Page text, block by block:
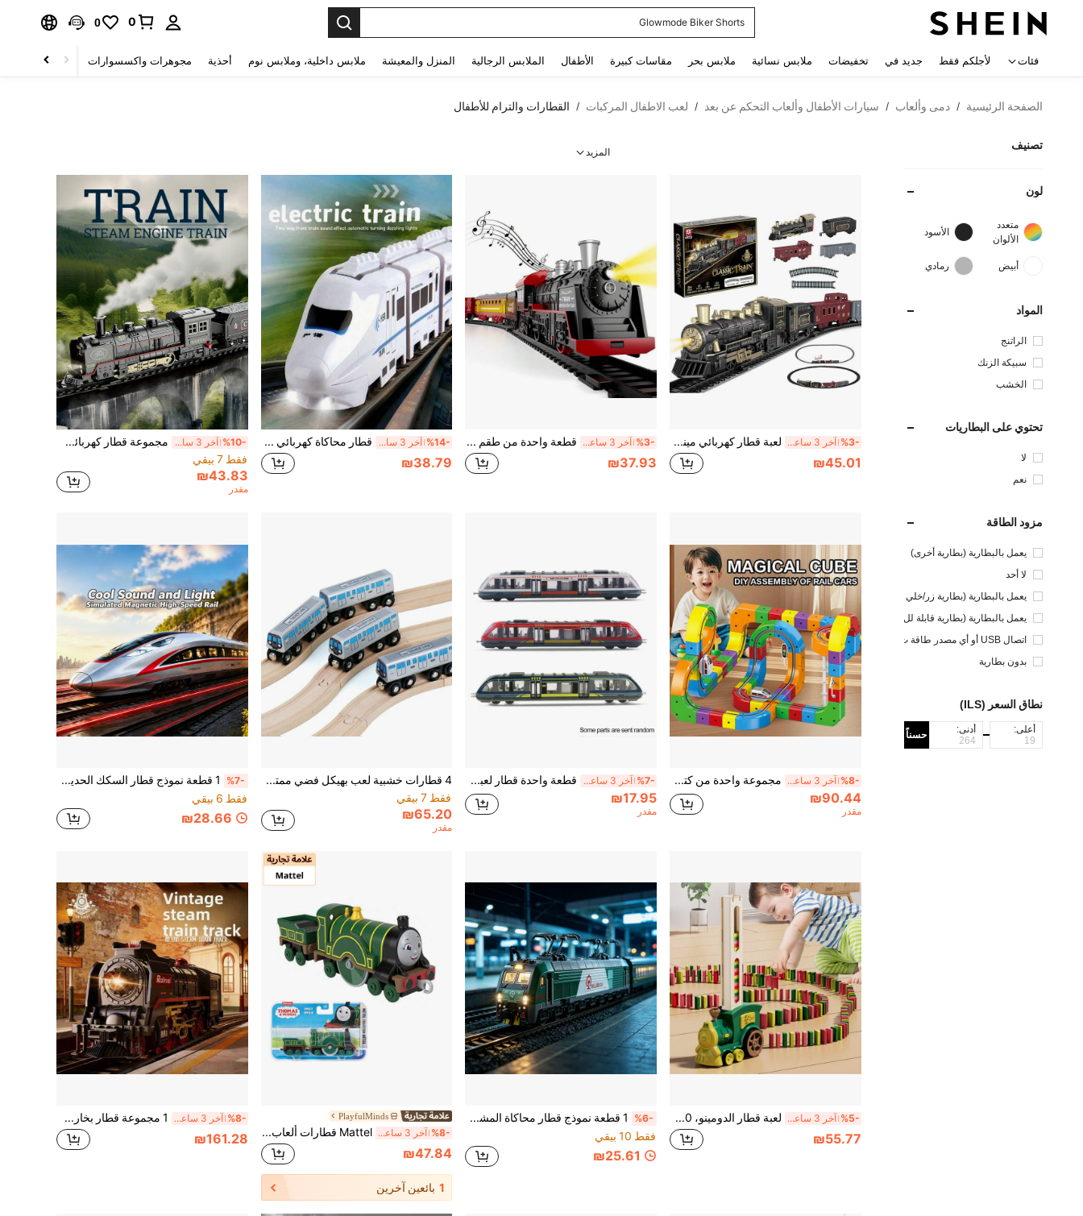
Glowmode Biker Shorts
0
0
فئات لأجلكم فقط جديد في تخفيضات ملابس نسائية ملابس بحر مقاسات كبيرة الأطفال الملابس الرجالية المنزل والمعيشة ملابس داخلية، وملابس نوم أحذية مجوهرات واكسسوارات الصحة & الجمال
الصفحة الرئيسية / دمى وألعاب / سيارات الأطفال وألعاب التحكم عن بعد / لعب الاطفال المركبات / القطارات والترام للأطفال
تصنيف
لون
متعدد
الألوان
الأسود
أبيض رمادي
المواد
الراتنج
سبيكة الزنك
الخشب
تحتوي على البطاريات
لا
نعم
مزود الطاقة
يعمل بالبطارية (بطارية أخرى)
لا أحد
يعمل بالبطارية (بطارية زر/خلي
يعمل بالبطارية (بطارية قابلة لل
شحن)
اتصال USB أو أي مصدر طاقة ت
يار مستمر آخر
بدون بطارية
نطاق السعر (ILS)
أعلى: أدنى: حسناً
المزيد
%3- آخر 3 ساعة أيام لعبة قطار كهربائي ميني قديم الطراز، لعبة قطار كهربائي مسار للأطفال، لعبة قطار ميني رجعي، لعبة قطار نموذج جديد
₪45.01
%3- آخر 3 ساعة أيام قطعة واحدة من طقم سكة قطار كهربائي عتيق - جرار بخاري كلاسيكي مع أضواء وأصوات، باللون الأحمر والأسود، مثالي للعب التخيلي، لعبة قطار، هدية عيد مثالية
₪37.93
%14- آخر 3 ساعة أيام قطار محاكاة كهربائي متعدد الاتجاهات قابل للتجميع الحر للأطفال، يمكنه التحرك بحرية، تجنب العوائق تلقائيًا، رأس ثنائي الاتجاه مع أضواء رائعة، مجموعة ألعاب هدية للأولاد والبنات من عمر 3،4،5،6،7،8،9 سنوات، هدية عيد ميلاد مثالية (3 بطاريات AAA مطلوبة)
₪38.79
%10- آخر 3 ساعة أيام
مجموعة قطار كهربائي للأطفال، قاطرة بخارية عتيقة مع أضواء وأصوات ودخان وصفارة، تتضمن مسارًا كاملاً وعربات شحن، ديكور رائع لشجرة عيد الميلاد، مناسب للأولاد والبنات من عمر 3 سنوات فما فوق
فقط 7 بيقي
₪43.83
مقدر
%8- آخر 3 ساعة أيام مجموعة واحدة من كتل بناء المسار DIY، لعبة قطار كهربائي، علامات المرور، لعبة قطار بناء STEM مناسبة للأطفال الصغار والأطفال، من 3-8 سنوات للأولاد والبنات، 51 قطعة/81 قطعة/123 قطعة، هدية يوم الطفل، موسم العودة إلى المدرسة، هالوين، هدية حفلة عيد الميلاد، قابلة للشحن عبر USB
₪90.44
مقدر
%7- آخر 3 ساعة أيام قطعة واحدة قطار لعبة معدني سريع صغير، قطار لعبة من السبائك المعدنية للأطفال، قطارات تربوية، لوازم القطارات، سكك حديدية للقطارات، قطارات، قطار لعبة، طقم قطار، قطارات، طقم قطار، قطار لعبة، العودة للمدارس
₪17.95
مقدر
4 قطارات خشبية لعب بهيكل فضي ممتد وتصميم 8 عجلات، متوافقة مع أشهر علامات قضبان القطارات الخشبية
فقط 7 بيقي
₪65.20
مقدر
%7-
1 قطعة نموذج قطار السكك الحديدية السريعة برابط مغناطيسي، مصنوع من سبيكة، مع عربات برابط مغناطيسي، مساعدة القصور الذاتي، نموذج قطار السكك الحديدية السريعة، مناسب للعب الأطفال / مجموعة هواة القطارات / هدية عيد الميلاد / احتفالات العطلات
فقط 6 بيقي
₪28.66
%5- آخر 3 ساعة أيام لعبة قطار الدومينو، 60 قطعة، قطار كهربائي تلقائي مع أضواء وأصوات، هدية عيد الميلاد وعيد الهالوين والعودة إلى المدرسة
₪55.77
%6-
1 قطعة نموذج قطار محاكاة المشهد، مصنوع من السبائك، مع صوت وضوء محاكى، بانطوغراف قابل للرفع، انزلاق عطالي، مناسب لألعاب الأطفال/محاكاة مشهد القطار/البناء DIY/هدايا أعياد الميلاد/مجموعة هواة القطارات
فقط 10 بيقي
₪25.61
PlayfulMinds
%8- آخر 3 ساعة أيام Mattel قطارات ألعاب ديكاست من سلسلة TrackMaster من توماس وأصدقائه، إدوارد/إميلي/شجاع/جيمس/هنري، مصنوعة من سبيكة الزنك الأصلية، قابلة للدفع، مناسبة للأطفال في مرحلة ما قبل المدرسة 3+ سنوات
₪47.84
1 بائعين آخرين
%8- آخر 3 ساعة أيام 1 مجموعة قطار بخاري عتيق بطول 80 سم، أسود/أحمر + عربات، مفتاح يدوي + أقفال، ضباب/أضواء/صوت، USB، لعبة تعليمية للأولاد 6+ سنوات لعيد الميلاد/عيد الميلاد/هالوين
₪161.28